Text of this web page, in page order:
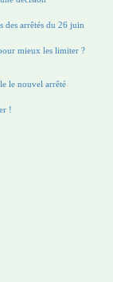
des arrêtés du 26 juin
mieux les limiter ?
le nouvel arrêté
!